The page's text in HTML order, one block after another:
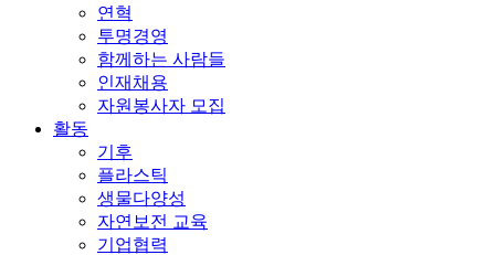
연혁
투명경영
함께하는 사람들
인재채용
자원봉사자 모집
활동
기후
플라스틱
생물다양성
자연보전 교육
기업협력